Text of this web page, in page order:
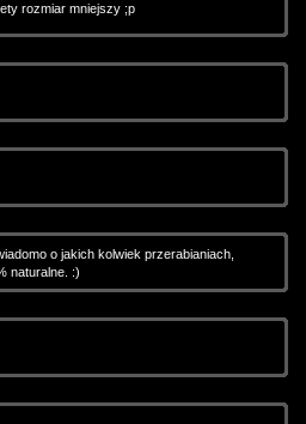
rozmiar mniejszy ;p
o jakich kolwiek przerabianiach,
naturalne. :)